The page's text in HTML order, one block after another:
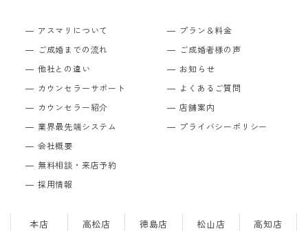
アスマリについて
ご成婚までの流れ
他社との違い
カウンセラーサポート
カウンセラー紹介
業界最先端システム
プラン＆料金
ご成婚者様の声
お知らせ
よくあるご質問
店舗案内
プライバシーポリシー
会社概要
無料相談・来店予約
採用情報
本店 高松店 徳島店 松山店 高知店